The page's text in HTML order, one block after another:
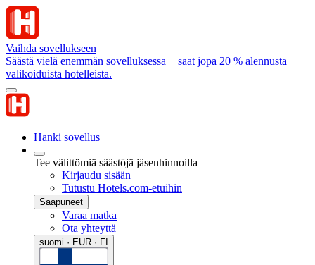
Vaihda sovellukseen
Säästä vielä enemmän sovelluksessa − saat jopa 20 % alennusta
valikoiduista hotelleista.
Hanki sovellus
Tee välittömiä säästöjä jäsenhinnoilla
Kirjaudu sisään
Tutustu Hotels.com-etuihin
Saapuneet
Varaa matka
Ota yhteyttä
suomi · EUR · FI